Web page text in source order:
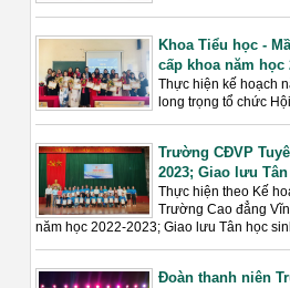
Khoa Tiểu học -
cấp khoa năm học
Thực hiện kế hoạch
long trọng tổ chức
Trường CĐVP
2023; Giao lưu
Thực hiện theo Kế
Trường Cao đẳng
năm học 2022-2023; Giao lưu Tân học
Đoàn thanh niên